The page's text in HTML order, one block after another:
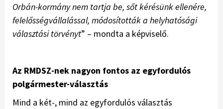
Orbán-kormány nem tartja be, sőt kérésünk ellenére,
felelősségvállalással, módosították a helyhatósági
választási törvényt” – mondta a képviselő.
Az RMDSZ-nek nagyon fontos az egyfordulós
polgármester-választás
Mind a két-, mind az egyfordulós választás